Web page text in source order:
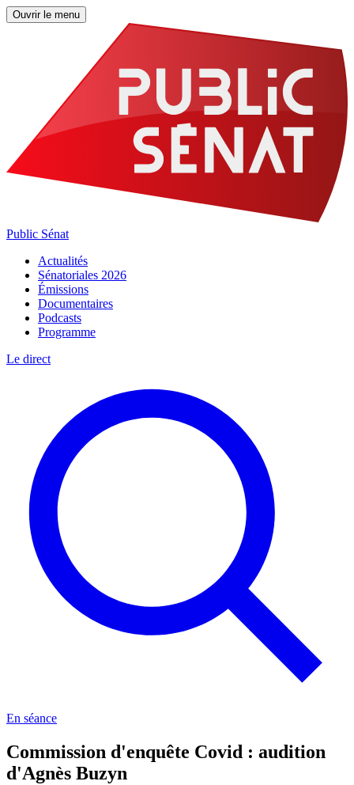
Ouvrir le menu
Public Sénat
Actualités
Sénatoriales 2026
Émissions
Documentaires
Podcasts
Programme
Le direct
En séance
Commission d'enquête Covid : audition
d'Agnès Buzyn